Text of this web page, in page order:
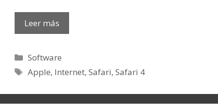
Leer más
Categorías
Software
Etiquetas
Apple, Internet,Safari,Safari 4